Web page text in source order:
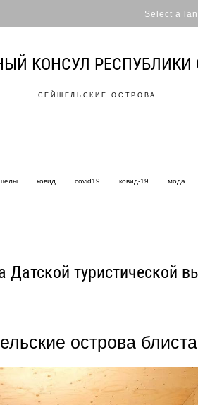
Select a
КОНСУЛ
СЕЙШЕЛЬСКИЕ ОСТРОВА
ковид covid19 ковид-19 мода
Датской туристической
острова